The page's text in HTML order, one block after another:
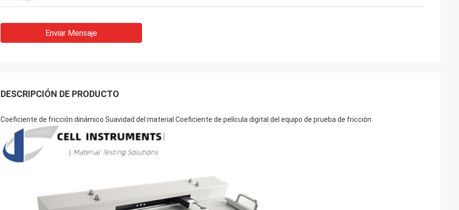
Enviar Mensaje
DESCRIPCIÓN DE PRODUCTO
Coeficiente de fricción dinámico Suavidad del material Coeficiente de película digital del equipo de prueba de fricción